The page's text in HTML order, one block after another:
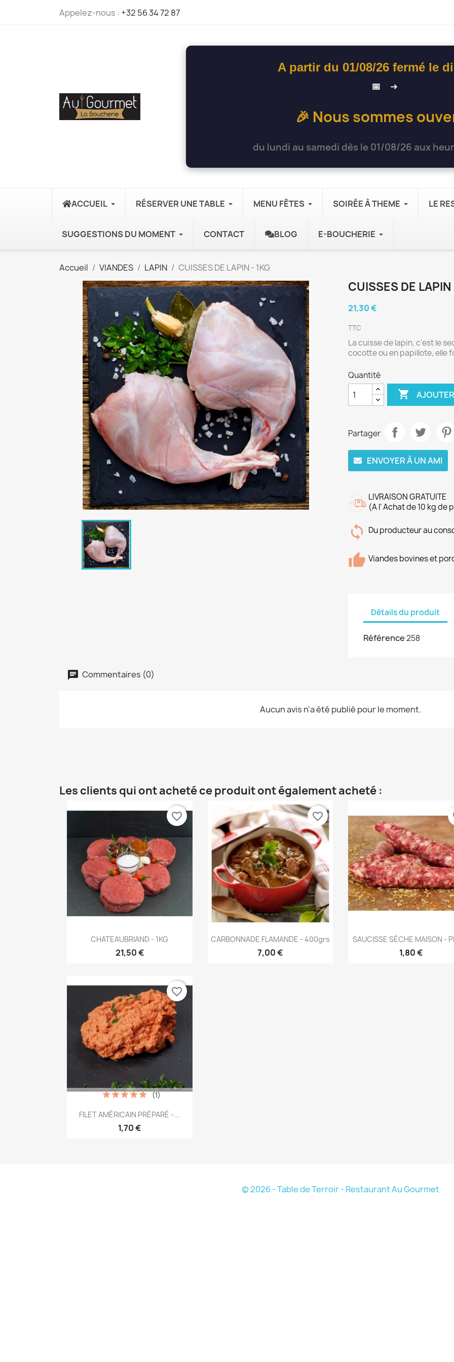
Appelez-nous : +32 56 34 72 87
A partir du 01/08/26 fermé le
📅 ➜
🎉 Nous sommes
du lundi au samedi dès le 01/08/26 aux
ACCUEIL RÉSERVER UNE TABLE MENU FÊTES SOIRÉE À THEME LE
SUGGESTIONS DU MOMENT CONTACT BLOG E-BOUCHERIE
Accueil VIANDES LAPIN CUISSES DE LAPIN - 1KG
CUISSES DE LAPIN
21,30 €
TTC
La cuisse de lapin,c'est le
cocotte ou en papillote,elle
Quantité

Partager
ENVOYER À UN AMI
LIVRAISON GRATUITE
(A l' Achat de 10 kg de
Du producteur au
Viandes bovines et
Détails du produit
Référence258
Commentaires (0)
Aucun avis n'a été publié pour le moment.
Les clients qui ont acheté ce produit ont également acheté :
Aperçu rapide
CHATEAUBRIAND - 1KG
21,50 €
favorite_border
Aperçu rapide
CARBONNADE FLAMANDE - 400grs
7,00 €
favorite_border
 Aperçu rapide
SAUCISSE SÈCHE MAISON -
1,80 €
Aperçu rapide
FILET AMÉRICAIN PRÉPARÉ -...
1,70 €
(1)
favorite_border
© 2026 - Table de Terroir - Restaurant Au Gourmet